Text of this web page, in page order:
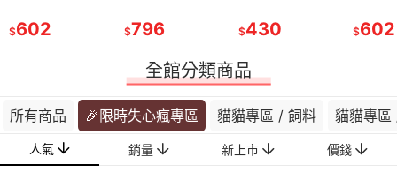
腎臟病配方濕糧
$602
方
$796 $430
胃道配
$602
全館分類商品
所有商品 🎉限時失心瘋專區 貓貓專區 / 飼料 貓貓專區
人氣 銷量 新上市 價錢